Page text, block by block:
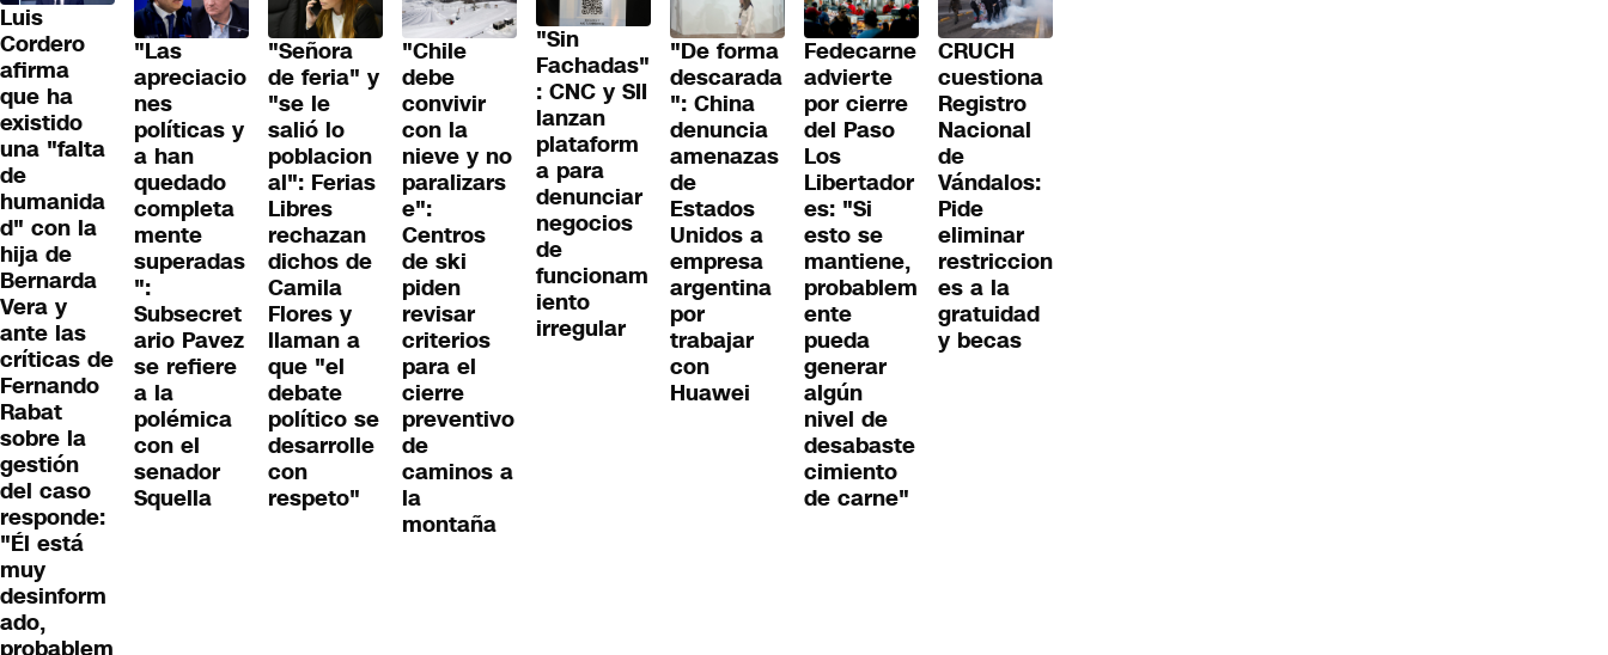
Luis
Cordero
afirma
que ha
existido
una "falta
de
humanida
d" con la
hija de
Bernarda
Vera y
ante las
críticas de
Fernando
Rabat
sobre la
gestión
del caso
responde:
"Él está
muy
desinform
ado,
probablem
"Las
apreciacio
nes
políticas y
a han
quedado
completa
mente
superadas
":
Subsecret
ario Pavez
se refiere
a la
polémica
con el
senador
Squella
"Señora
de feria" y
"se le
salió lo
poblacion
al": Ferias
Libres
rechazan
dichos de
Camila
Flores y
llaman a
que "el
debate
político se
desarrolle
con
respeto"
"Chile
debe
convivir
con la
nieve y no
paralizars
e":
Centros
de ski
piden
revisar
criterios
para el
cierre
preventivo
de
caminos a
la
montaña
"Sin
Fachadas"
: CNC y SII
lanzan
plataform
a para
denunciar
negocios
de
funcionam
iento
irregular
"De forma
descarada
": China
denuncia
amenazas
de
Estados
Unidos a
empresa
argentina
por
trabajar
con
Huawei
Fedecarne
advierte
por cierre
del Paso
Los
Libertador
es: "Si
esto se
mantiene,
probablem
ente
pueda
generar
algún
nivel de
desabaste
cimiento
de carne"
CRUCH
cuestiona
Registro
Nacional
de
Vándalos:
Pide
eliminar
restriccion
es a la
gratuidad
y becas